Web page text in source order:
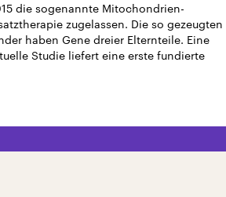
die sogenannte Mitochondrien-
zugelassen. Die so gezeugten
haben Gene dreier Elternteile. Eine
Studie liefert eine erste fundierte